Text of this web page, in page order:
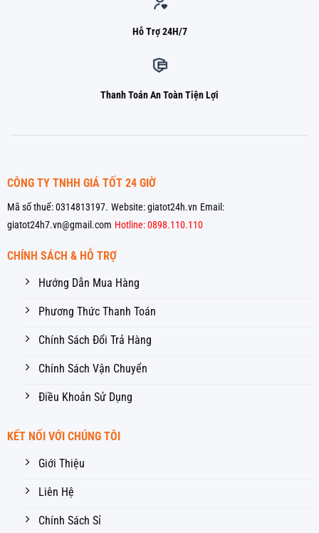
Hỗ Trợ 24H/7
Thanh Toán An Toàn Tiện Lợi
CÔNG TY TNHH GIÁ TỐT 24 GIỜ
Mã số thuế: 0314813197. Website: giatot24h.vn Email:
giatot24h7.vn@gmail.com Hotline: 0898.110.110
CHÍNH SÁCH & HỖ TRỢ
Hướng Dẫn Mua Hàng
Phương Thức Thanh Toán
Chính Sách Đổi Trả Hàng
Chính Sách Vận Chuyển
Điều Khoản Sử Dụng
KẾT NỐI VỚI CHÚNG TÔI
Giới Thiệu
Liên Hệ
Chính Sách Sỉ